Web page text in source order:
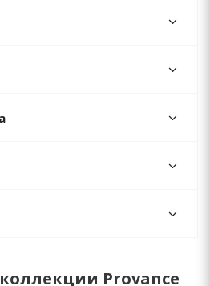
Provance